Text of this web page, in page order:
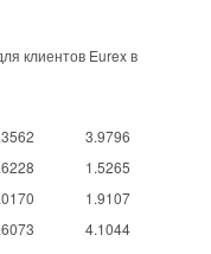
клиентов Eurex в
3.9796
1.5265
1.9107
4.1044